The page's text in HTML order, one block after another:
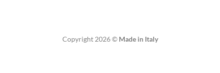
Copyright 2026 © Made in Italy